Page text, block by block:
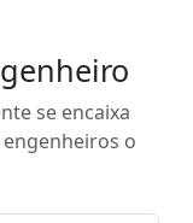
se encaixa
o